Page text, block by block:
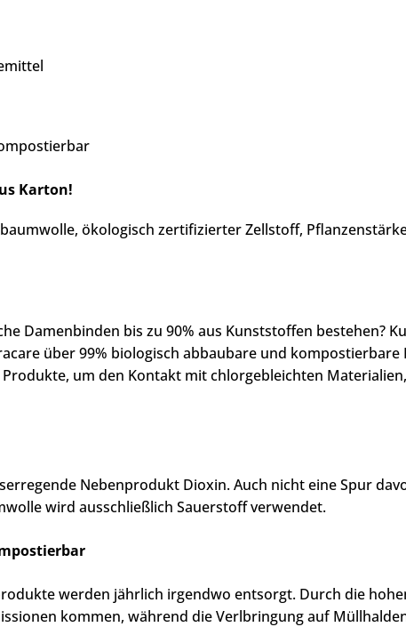
Karton!
ökologisch zertifizierter Zellstoff,
Damenbinden bis zu 90% aus Kunststoffen bestehen?
über 99% biologisch abbaubare und
um den Kontakt mit chlorgebleichten
Nebenprodukt Dioxin. Auch nicht eine Spur
wird ausschließlich Sauerstoff verwendet.
werden jährlich irgendwo entsorgt. Durch die
kommen, während die Verlbringung auf